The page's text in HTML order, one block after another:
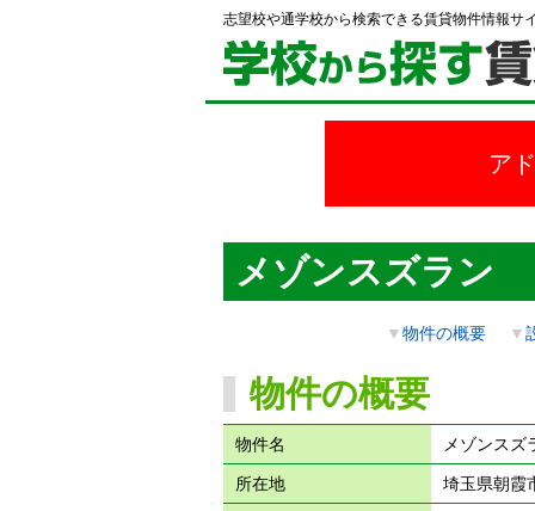
志望校や通学校から検索できる賃貸物件情報サ
ア
メゾンスズラン
▼物件の概要 ▼
物件の概要
物件名 メゾンスズ
所在地 埼玉県朝霞